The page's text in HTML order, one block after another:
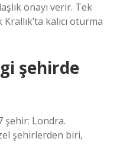
onayı verir. Tek
kalıcı oturma
şehirde
şehir: Londra.
şehirlerden biri,